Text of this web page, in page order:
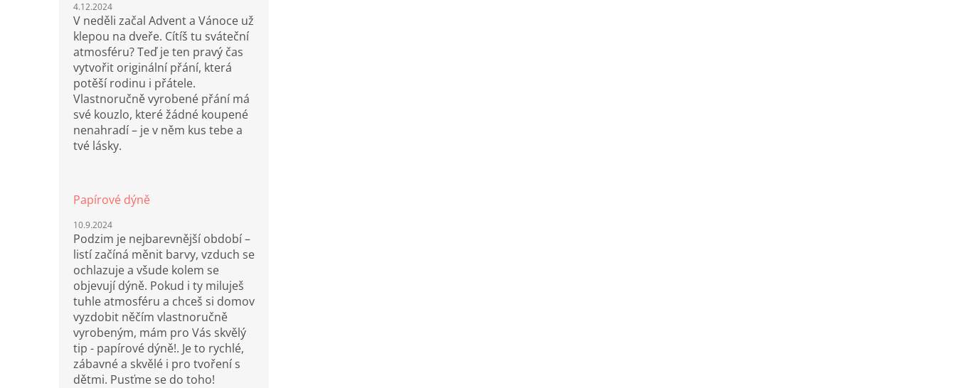
4.12.2024
V neděli začal Advent a Vánoce už
klepou na dveře. Cítíš tu sváteční
atmosféru? Teď je ten pravý čas
vytvořit originální přání, která
potěší rodinu i přátele.
Vlastnoručně vyrobené přání má
své kouzlo, které žádné koupené
nenahradí – je v něm kus tebe a
tvé lásky.
Papírové dýně
10.9.2024
Podzim je nejbarevnější období –
listí začíná měnit barvy, vzduch se
ochlazuje a všude kolem se
objevují dýně. Pokud i ty miluješ
tuhle atmosféru a chceš si domov
vyzdobit něčím vlastnoručně
vyrobeným, mám pro Vás skvělý
tip - papírové dýně!. Je to rychlé,
zábavné a skvělé i pro tvoření s
dětmi. Pusťme se do toho!